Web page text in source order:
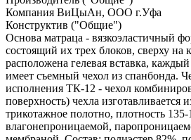
Компания ВиЦыАн, ООО г.Уфа
Конструктив ("Общие")
Основа матраца - вязкоэластичный
состоящий их трех блоков, сверху на
расположена гелевая вставка,
имеет съемный чехол из спанбонда.
исполнения ТК-12 - чехол
поверхность) чехла изготавливается
трикотажное полотно, плотность 135-
влагонепроницаемой,